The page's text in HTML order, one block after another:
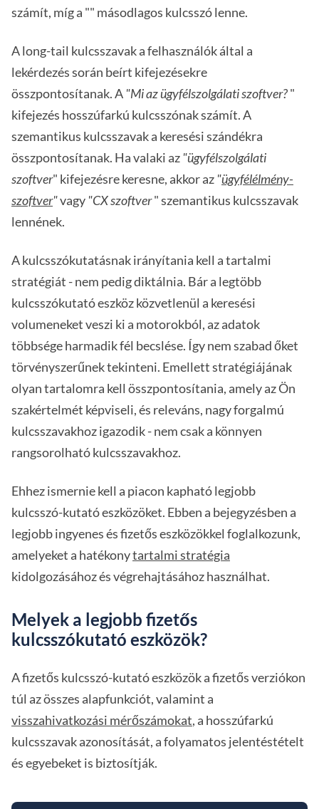
számít, míg a "" másodlagos kulcsszó lenne.
A long-tail kulcsszavak a felhasználók által a
lekérdezés során beírt kifejezésekre
összpontosítanak. A "Mi az ügyfélszolgálati szoftver?"
kifejezés hosszúfarkú kulcsszónak számít. A
szemantikus kulcsszavak a keresési szándékra
összpontosítanak. Ha valaki az "ügyfélszolgálati
szoftver" kifejezésre keresne, akkor az "ügyfélélmény-
szoftver"vagy "CX szoftver" szemantikus kulcsszavak
lennének.
A kulcsszókutatásnak irányítania kell a tartalmi
stratégiát - nem pedig diktálnia. Bár a legtöbb
kulcsszókutató eszköz közvetlenül a keresési
volumeneket veszi ki a motorokból, az adatok
többsége harmadik fél becslése. Így nem szabad őket
törvényszerűnek tekinteni. Emellett stratégiájának
olyan tartalomra kell összpontosítania, amely az Ön
szakértelmét képviseli, és releváns, nagy forgalmú
kulcsszavakhoz igazodik - nem csak a könnyen
rangsorolható kulcsszavakhoz.
Ehhez ismernie kell a piacon kapható legjobb
kulcsszó-kutató eszközöket. Ebben a bejegyzésben a
legjobb ingyenes és fizetős eszközökkel foglalkozunk,
amelyeket a hatékonytartalmi stratégia
kidolgozásához és végrehajtásához használhat.
Melyek a legjobb fizetős
kulcsszókutató eszközök?
A fizetős kulcsszó-kutató eszközök a fizetős verziókon
túl az összes alapfunkciót, valamint a
visszahivatkozási mérőszámokat, a hosszúfarkú
kulcsszavak azonosítását, a folyamatos jelentéstételt
és egyebeket is biztosítják.